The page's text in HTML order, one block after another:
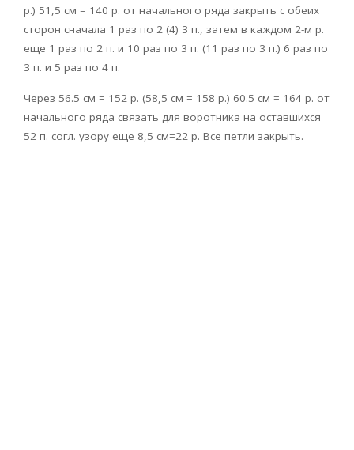
р.) 51,5 см = 140 р. от начального ряда закрыть с обеих
сторон сначала 1 раз по 2 (4) 3 п., затем в каждом 2-м р.
еще 1 раз по 2 п. и 10 раз по 3 п. (11 раз по 3 п.) 6 раз по
3 п. и 5 раз по 4 п.
Через 56.5 см = 152 р. (58,5 см = 158 р.) 60.5 см = 164 р. от
начального ряда связать для воротника на оставшихся
52 п. согл. узору еще 8,5 см=22 р. Все петли закрыть.